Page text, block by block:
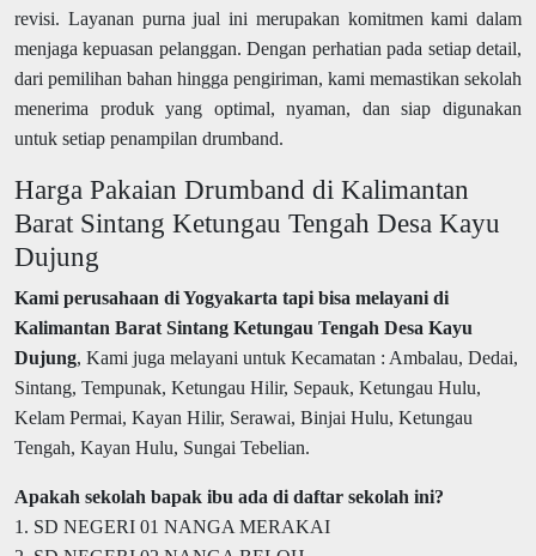
revisi. Layanan purna jual ini merupakan komitmen kami dalam
menjaga kepuasan pelanggan. Dengan perhatian pada setiap detail,
dari pemilihan bahan hingga pengiriman, kami memastikan sekolah
menerima produk yang optimal, nyaman, dan siap digunakan
untuk setiap penampilan drumband.
Harga Pakaian Drumband di Kalimantan
Barat Sintang Ketungau Tengah Desa Kayu
Dujung
Kami perusahaan di Yogyakarta tapi bisa melayani di
Kalimantan Barat Sintang Ketungau Tengah Desa Kayu
Dujung, Kami juga melayani untuk Kecamatan : Ambalau, Dedai,
Sintang, Tempunak, Ketungau Hilir, Sepauk, Ketungau Hulu,
Kelam Permai, Kayan Hilir, Serawai, Binjai Hulu, Ketungau
Tengah, Kayan Hulu, Sungai Tebelian.
Apakah sekolah bapak ibu ada di daftar sekolah ini?
1. SD NEGERI 01 NANGA MERAKAI